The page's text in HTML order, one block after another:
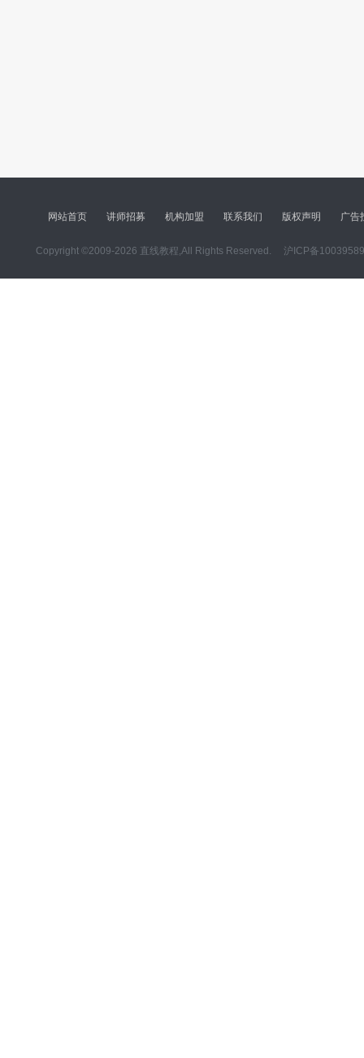
网站首页 讲师招募 机构加盟 联系我们 版权声明 广告
Copyright ©2009-2026 直线教程,All Rights Reserved. 沪ICP备